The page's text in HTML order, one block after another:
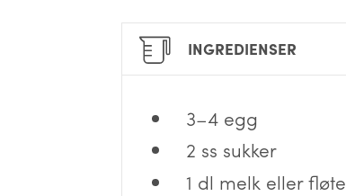
INGREDIENSER
3–4 egg
2 ss sukker
1 dl melk eller fløte